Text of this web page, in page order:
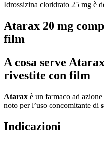
Idrossizina cloridrato 25 mg è
Atarax 20 mg
film
A cosa serve
rivestite con film
Atarax è un farmaco ad
noto per l’uso concomitante di
Indicazioni